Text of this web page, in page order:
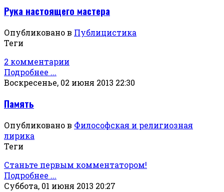
Рука настоящего мастера
Опубликовано в Публицистика
Теги
2 комментарии
Подробнее ...
Воскресенье, 02 июня 2013 22:30
Память
Опубликовано в Философская и религиозная
лирика
Теги
Станьте первым комментатором!
Подробнее ...
Суббота, 01 июня 2013 20:27